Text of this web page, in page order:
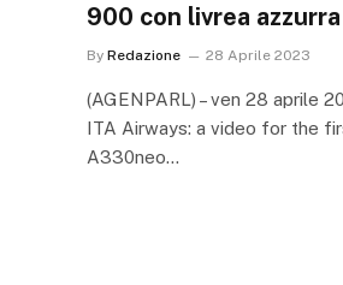
900 con livrea azzurra
By Redazione 28 Aprile 2023
(AGENPARL) – ven 28 aprile
ITA Airways: a video for the
A330neo…